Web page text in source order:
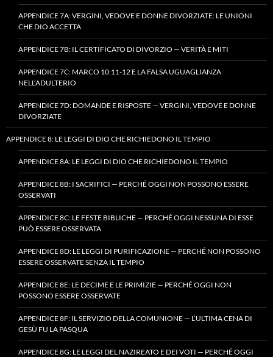
APPENDICE 7A: VERGINI, VEDOVE E DONNE DIVORZIATE: LE UNIONI
CHE DIO ACCETTA
APPENDICE 7B: IL CERTIFICATO DI DIVORZIO — VERITÀ E MITI
APPENDICE 7C: MARCO 10:11-12 E LA FALSA UGUAGLIANZA
NELL’ADULTERIO
APPENDICE 7D: DOMANDE E RISPOSTE — VERGINI, VEDOVE E DONNE
DIVORZIATE
APPENDICE 8: LE LEGGI DI DIO CHE RICHIEDONO IL TEMPIO
APPENDICE 8A: LE LEGGI DI DIO CHE RICHIEDONO IL TEMPIO
APPENDICE 8B: I SACRIFICI — PERCHÉ OGGI NON POSSONO ESSERE
OSSERVATI
APPENDICE 8C: LE FESTE BIBLICHE — PERCHÉ OGGI NESSUNA DI ESSE
PUÒ ESSERE OSSERVATA
APPENDICE 8D: LE LEGGI DI PURIFICAZIONE — PERCHÉ NON POSSONO
ESSERE OSSERVATE SENZA IL TEMPIO
APPENDICE 8E: LE DECIME E LE PRIMIZIE — PERCHÉ OGGI NON
POSSONO ESSERE OSSERVATE
APPENDICE 8F: IL SERVIZIO DELLA COMUNIONE — L’ULTIMA CENA DI
GESÙ FU LA PASQUA
APPENDICE 8G: LE LEGGI DEL NAZIREATO E DEI VOTI — PERCHÉ OGGI